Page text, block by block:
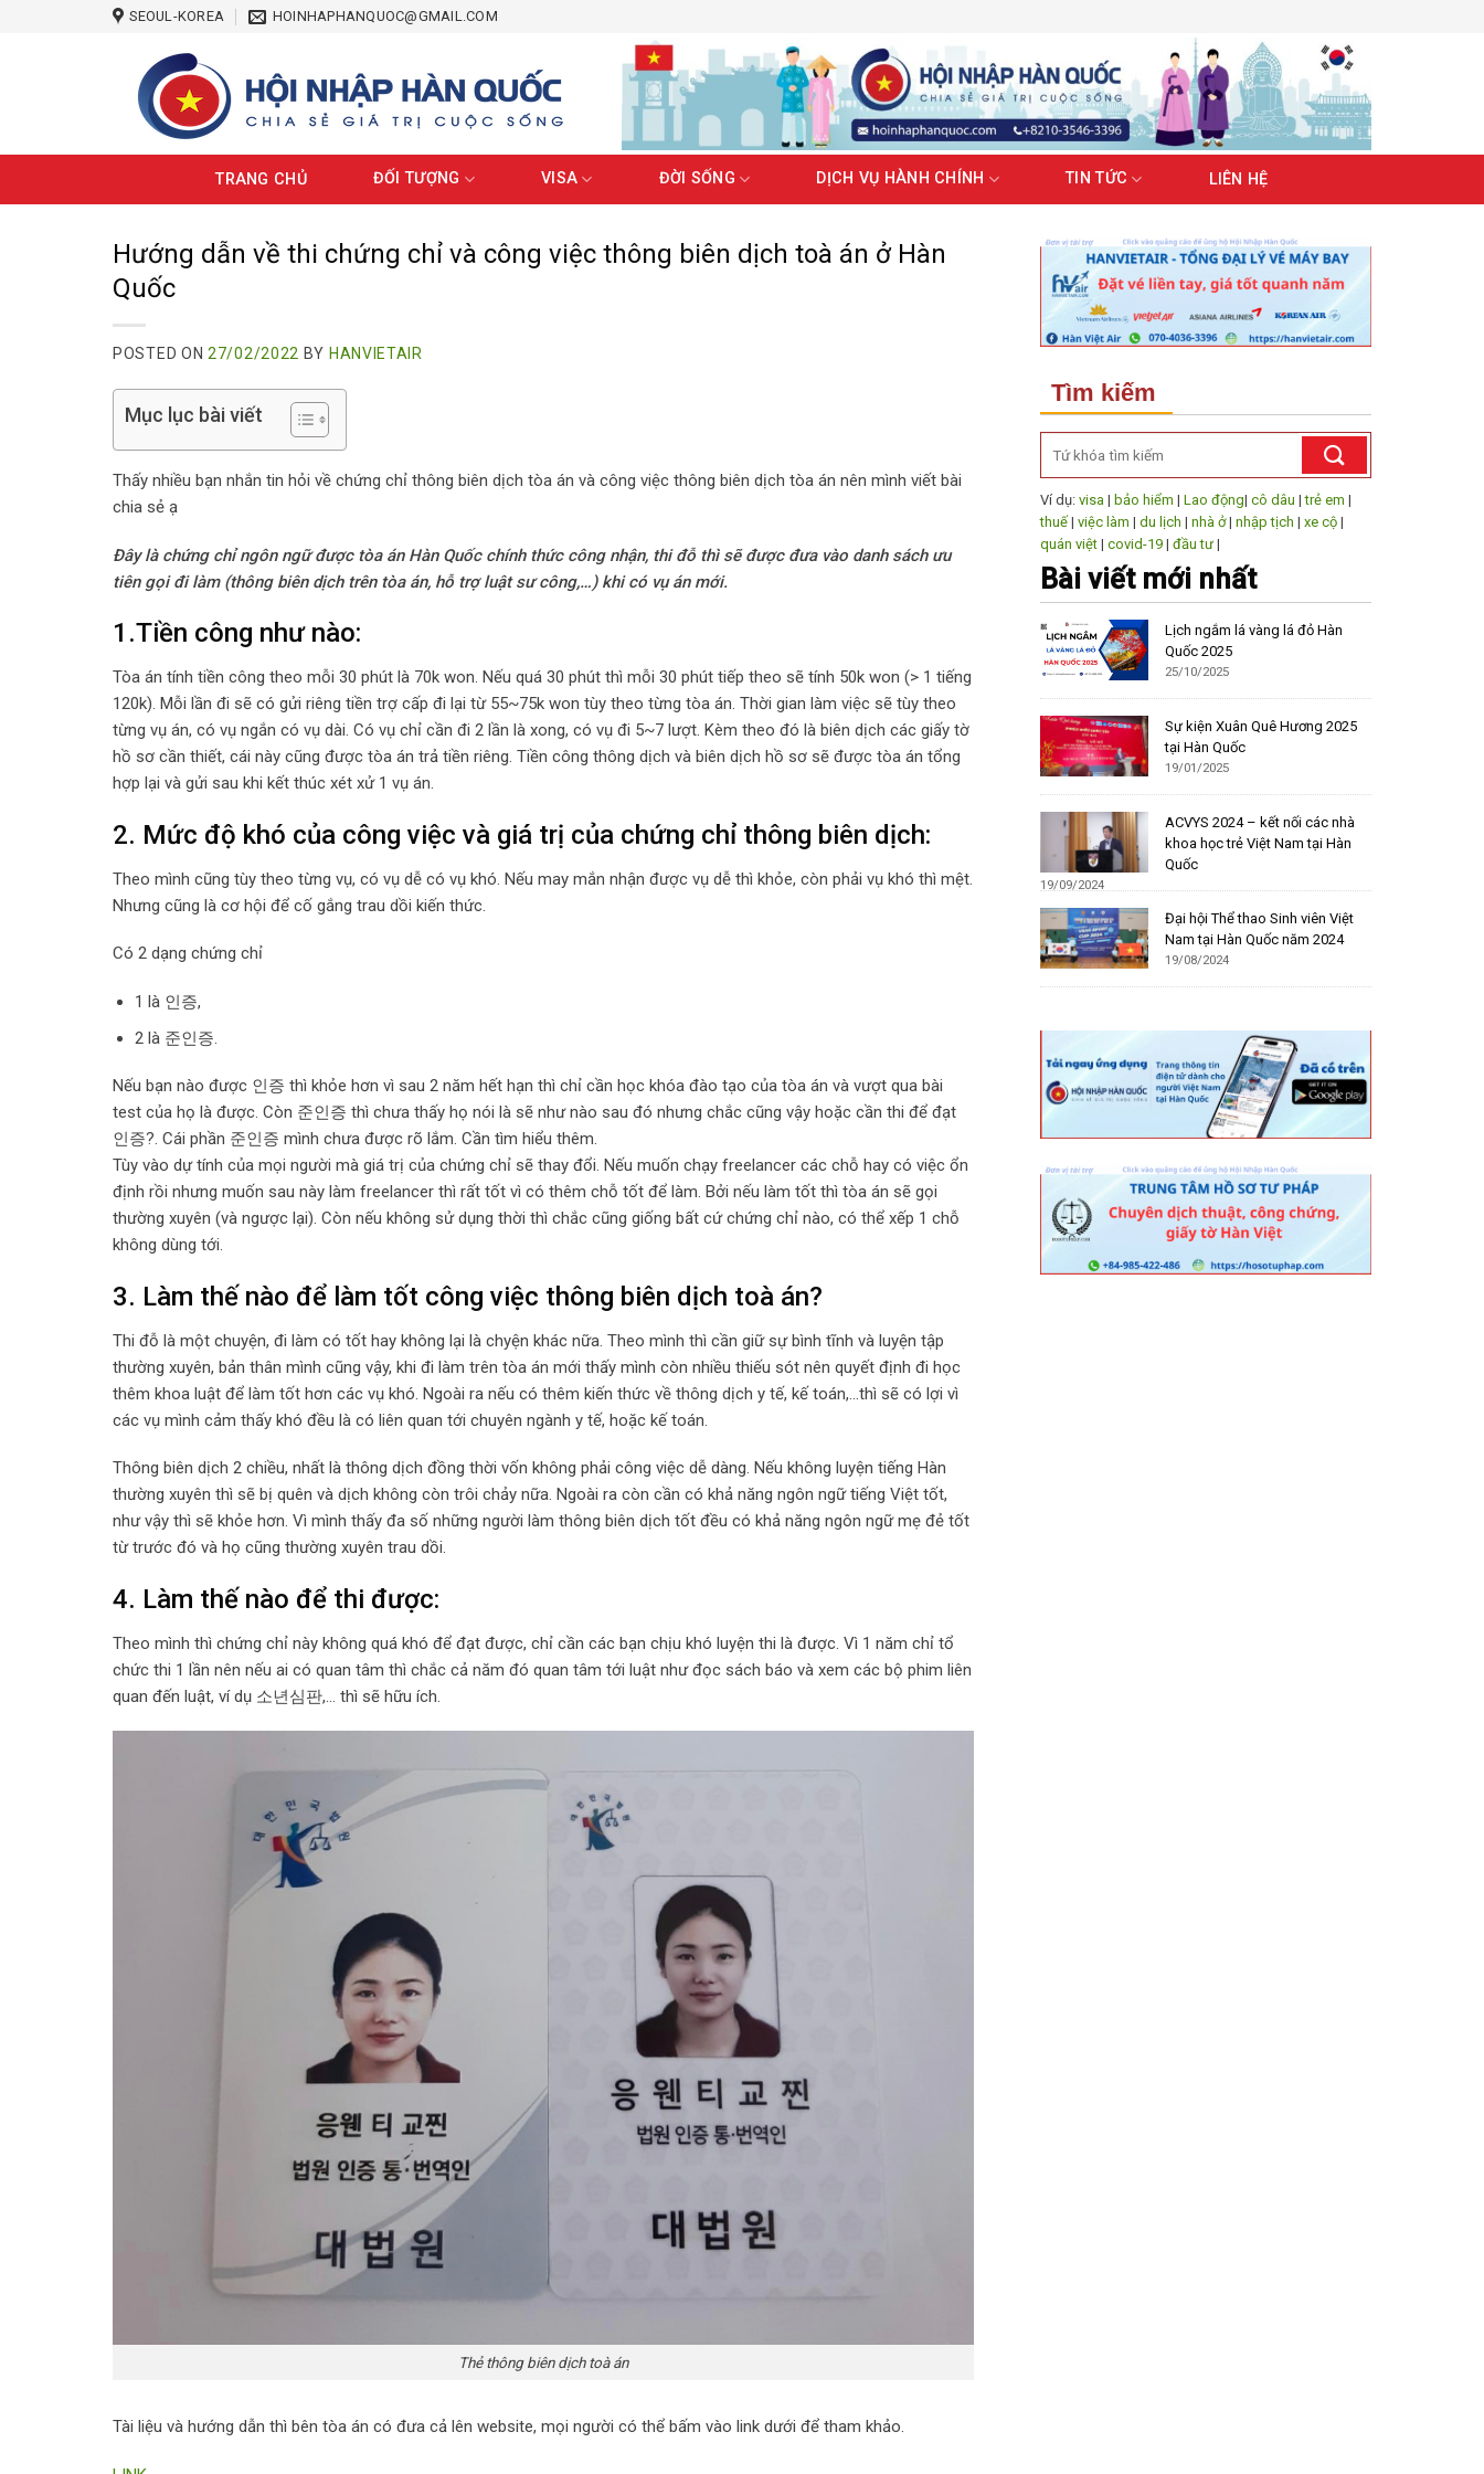
SEOUL-KOREA HOINHAPHANQUOC@GMAIL.COM
TRANG CHỦ ĐỐI TƯỢNG VISA ĐỜI SỐNG DỊCH VỤ HÀNH CHÍNH TIN TỨC LIÊN HỆ
Hướng dẫn về thi chứng chỉ và công việc thông biên dịch toà án ở Hàn
Quốc
POSTED ON 27/02/2022 BY HANVIETAIR
Mục lục bài viết
Thấy nhiều bạn nhắn tin hỏi về chứng chỉ thông biên dịch tòa án và công việc thông biên dịch tòa án nên mình viết bài
chia sẻ ạ
Đây là chứng chỉ ngôn ngữ được tòa án Hàn Quốc chính thức công nhận, thi đỗ thì sẽ được đưa vào danh sách ưu
tiên gọi đi làm (thông biên dịch trên tòa án, hỗ trợ luật sư công,…) khi có vụ án mới.
1.Tiền công như nào:
Tòa án tính tiền công theo mỗi 30 phút là 70k won. Nếu quá 30 phút thì mỗi 30 phút tiếp theo sẽ tính 50k won (> 1 tiếng
120k). Mỗi lần đi sẽ có gửi riêng tiền trợ cấp đi lại từ 55~75k won tùy theo từng tòa án. Thời gian làm việc sẽ tùy theo
từng vụ án, có vụ ngắn có vụ dài. Có vụ chỉ cần đi 2 lần là xong, có vụ đi 5~7 lượt. Kèm theo đó là biên dịch các giấy tờ
hồ sơ cần thiết, cái này cũng được tòa án trả tiền riêng. Tiền công thông dịch và biên dịch hồ sơ sẽ được tòa án tổng
hợp lại và gửi sau khi kết thúc xét xử 1 vụ án.
2. Mức độ khó của công việc và giá trị của chứng chỉ thông biên dịch:
Theo mình cũng tùy theo từng vụ, có vụ dễ có vụ khó. Nếu may mắn nhận được vụ dễ thì khỏe, còn phải vụ khó thì mệt.
Nhưng cũng là cơ hội để cố gắng trau dồi kiến thức.
Có 2 dạng chứng chỉ
1 là 인증,
2 là 준인증.
Nếu bạn nào được 인증 thì khỏe hơn vì sau 2 năm hết hạn thì chỉ cần học khóa đào tạo của tòa án và vượt qua bài
test của họ là được. Còn 준인증 thì chưa thấy họ nói là sẽ như nào sau đó nhưng chắc cũng vậy hoặc cần thi để đạt
인증?. Cái phần 준인증 mình chưa được rõ lắm. Cần tìm hiểu thêm.
Tùy vào dự tính của mọi người mà giá trị của chứng chỉ sẽ thay đổi. Nếu muốn chạy freelancer các chỗ hay có việc ổn
định rồi nhưng muốn sau này làm freelancer thì rất tốt vì có thêm chỗ tốt để làm. Bởi nếu làm tốt thì tòa án sẽ gọi
thường xuyên (và ngược lại). Còn nếu không sử dụng thời thì chắc cũng giống bất cứ chứng chỉ nào, có thể xếp 1 chỗ
không dùng tới.
3. Làm thế nào để làm tốt công việc thông biên dịch toà án?
Thi đỗ là một chuyện, đi làm có tốt hay không lại là chyện khác nữa. Theo mình thì cần giữ sự bình tĩnh và luyện tập
thường xuyên, bản thân mình cũng vậy, khi đi làm trên tòa án mới thấy mình còn nhiều thiếu sót nên quyết định đi học
thêm khoa luật để làm tốt hơn các vụ khó. Ngoài ra nếu có thêm kiến thức về thông dịch y tế, kế toán,…thì sẽ có lợi vì
các vụ mình cảm thấy khó đều là có liên quan tới chuyên ngành y tế, hoặc kế toán.
Thông biên dịch 2 chiều, nhất là thông dịch đồng thời vốn không phải công việc dễ dàng. Nếu không luyện tiếng Hàn
thường xuyên thì sẽ bị quên và dịch không còn trôi chảy nữa. Ngoài ra còn cần có khả năng ngôn ngữ tiếng Việt tốt,
như vậy thì sẽ khỏe hơn. Vì mình thấy đa số những người làm thông biên dịch tốt đều có khả năng ngôn ngữ mẹ đẻ tốt
từ trước đó và họ cũng thường xuyên trau dồi.
4. Làm thế nào để thi được:
Theo mình thì chứng chỉ này không quá khó để đạt được, chỉ cần các bạn chịu khó luyện thi là được. Vì 1 năm chỉ tổ
chức thi 1 lần nên nếu ai có quan tâm thì chắc cả năm đó quan tâm tới luật như đọc sách báo và xem các bộ phim liên
quan đến luật, ví dụ 소년심판,… thì sẽ hữu ích.
Thẻ thông biên dịch toà án
Tài liệu và hướng dẫn thì bên tòa án có đưa cả lên website, mọi người có thể bấm vào link dưới để tham khảo.
Tìm kiếm
Ví dụ: visa | bảo hiểm | Lao động| cô dâu |trẻ em |
thuế| việc làm | du lịch | nhà ở| nhập tịch | xe cộ |
quán việt | covid-19 | đầu tư |
Bài viết mới nhất
Lịch ngắm lá vàng lá đỏ Hàn
Quốc 2025
25/10/2025
Sự kiện Xuân Quê Hương 2025
tại Hàn Quốc
19/01/2025
ACVYS 2024 – kết nối các nhà
khoa học trẻ Việt Nam tại Hàn
Quốc
19/09/2024
Đại hội Thể thao Sinh viên Việt
Nam tại Hàn Quốc năm 2024
19/08/2024